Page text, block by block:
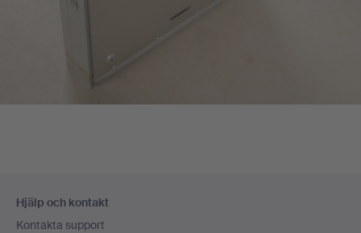
Hjälp och kontakt
Kontakta support